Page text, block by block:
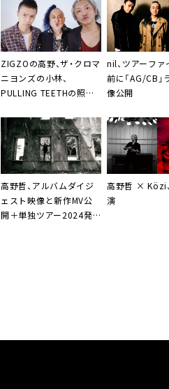
ZIGZOの高野、ザ・クロマ
ニヨンズの小林、
PULLING TEETHの照井
『Wildflower EP』より
MV3曲を連続公開
nil、ツアーファ
前に「AG/CB」
像公開
高野哲、アルバムダイジ
ェスト映像と新作MV公
開＋単独ツアー2024発
高野哲 × Közi
演